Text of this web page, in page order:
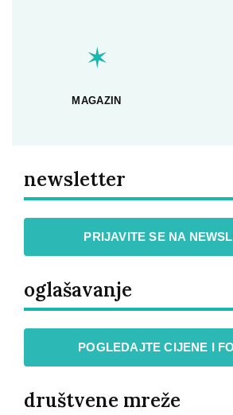
✶
MAGAZIN
newsletter
PRIJAVITE SE NA
oglašavanje
POGLEDAJTE CIJENE I
društvene mreže